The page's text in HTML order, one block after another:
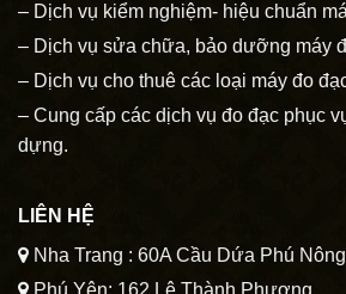
– Dịch vụ kiểm nghiệm- hiệu chuẩn
– Dịch vụ sửa chữa, bảo dưỡng máy
– Dịch vụ cho thuê các loại máy đo
– Cung cấp các dịch vụ đo đạc phục
dựng.
LIÊN HỆ
Nha Trang : 60A Cầu Dứa Phú Nông